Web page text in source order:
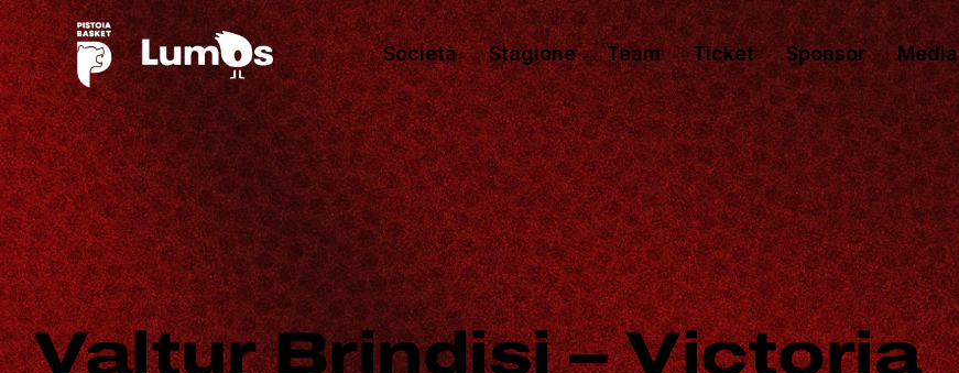
Società Stagione Team Ticket Sponsor Media
Valtur Brindisi – Victoria